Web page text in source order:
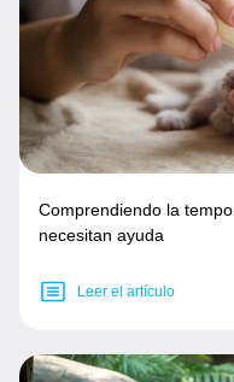
Comprendiendo la
necesitan ayuda
Leer el artículo